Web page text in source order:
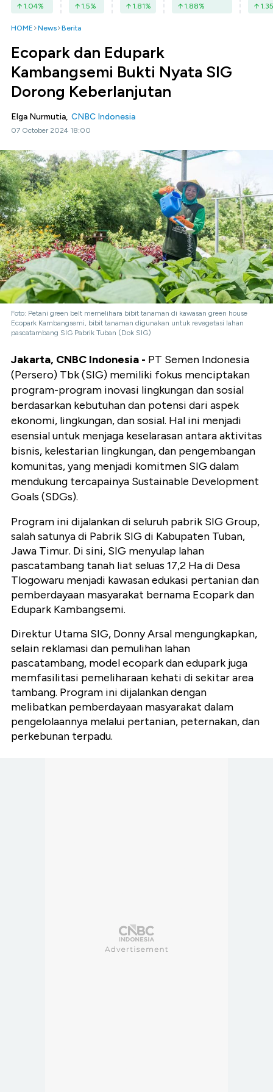
1.04% 1.5% 1.81% 1.88% 1.35
HOME News Berita
Ecopark dan Edupark
Kambangsemi Bukti Nyata SIG
Dorong Keberlanjutan
Elga Nurmutia, CNBC Indonesia
07 October 2024 18:00
Foto: Petani green belt memelihara bibit tanaman di kawasan green house
Ecopark Kambangsemi, bibit tanaman digunakan untuk revegetasi lahan
pascatambang SIG Pabrik Tuban (Dok SIG)
Jakarta, CNBC Indonesia - PT Semen Indonesia
(Persero) Tbk (SIG) memiliki fokus menciptakan
program-program inovasi lingkungan dan sosial
berdasarkan kebutuhan dan potensi dari aspek
ekonomi, lingkungan, dan sosial. Hal ini menjadi
esensial untuk menjaga keselarasan antara aktivitas
bisnis, kelestarian lingkungan, dan pengembangan
komunitas, yang menjadi komitmen SIG dalam
mendukung tercapainya Sustainable Development
Goals (SDGs).
Program ini dijalankan di seluruh pabrik SIG Group,
salah satunya di Pabrik SIG di Kabupaten Tuban,
Jawa Timur. Di sini, SIG menyulap lahan
pascatambang tanah liat seluas 17,2 Ha di Desa
Tlogowaru menjadi kawasan edukasi pertanian dan
pemberdayaan masyarakat bernama Ecopark dan
Edupark Kambangsemi.
Direktur Utama SIG, Donny Arsal mengungkapkan,
selain reklamasi dan pemulihan lahan
pascatambang, model ecopark dan edupark juga
memfasilitasi pemeliharaan kehati di sekitar area
tambang. Program ini dijalankan dengan
melibatkan pemberdayaan masyarakat dalam
pengelolaannya melalui pertanian, peternakan, dan
perkebunan terpadu.